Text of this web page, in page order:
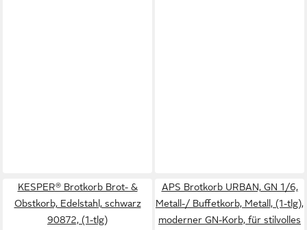
KESPER® Brotkorb Brot- &
Obstkorb, Edelstahl, schwarz
90872, (1-tlg)
APS Brotkorb URBAN, GN 1/6,
Metall-/ Buffetkorb, Metall, (1-tlg),
moderner GN-Korb, für stilvolles